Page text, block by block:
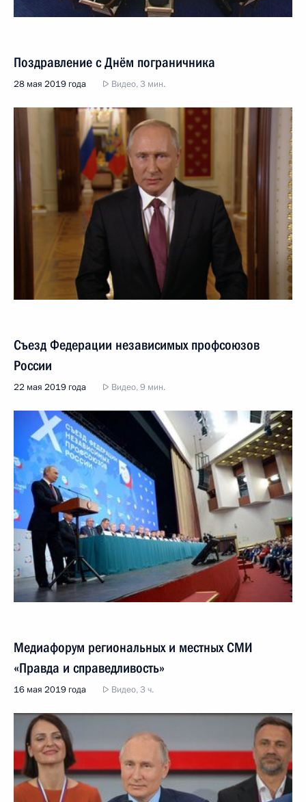
Поздравление с Днём пограничника
28 мая 2019 года Видео, 3 мин.
Съезд Федерации независимых профсоюзов
России
22 мая 2019 года Видео, 9 мин.
Медиафорум региональных и местных СМИ
«Правда и справедливость»
16 мая 2019 года Видео, 3 ч.